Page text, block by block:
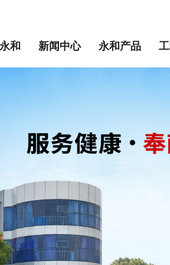
和 新闻中心 永和产品